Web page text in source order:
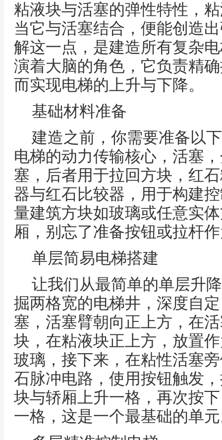
粘液块与活塞的弹性特性，
当它与活塞结合，便能创造
解这一点，是建造所有复杂
演着大脑的角色，它负责精
而实现电梯的上升与下降。
基础材料准备
建造之前，你需要准备以
电梯的动力传输核心，活塞
塞，后者用于拉回方块，红
器与红石比较器，用于构建
量建筑方块如玻璃或任意实
厢，别忘了准备按钮或拉杆
单层简易电梯搭建
让我们从最简单的单层升
掘两格宽的电梯井，深度自
塞，活塞臂朝向正上方，在
块，在粘液块正上方，放置
玻璃，接下来，在粘性活塞
石脉冲电路，使用按钮触发
块与轿厢上升一格，再次按
一格，这是一个最基础的单